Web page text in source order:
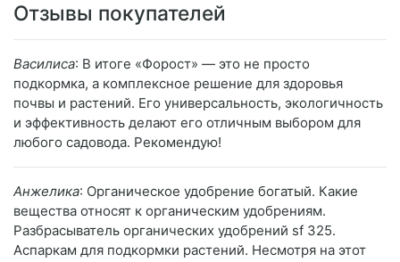
Отзывы покупателей
Василиса: В итоге «Форост» — это не просто
подкормка, а комплексное решение для здоровья
почвы и растений. Его универсальность, экологичность
и эффективность делают его отличным выбором для
любого садовода. Рекомендую!
Анжелика: Органическое удобрение богатый. Какие
вещества относят к органическим удобрениям.
Разбрасыватель органических удобрений sf 325.
Аспаркам для подкормки растений. Несмотря на этот